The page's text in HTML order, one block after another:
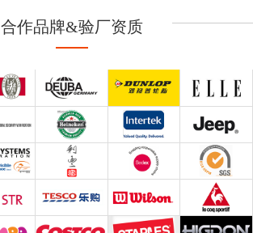
合作品牌&验厂资质